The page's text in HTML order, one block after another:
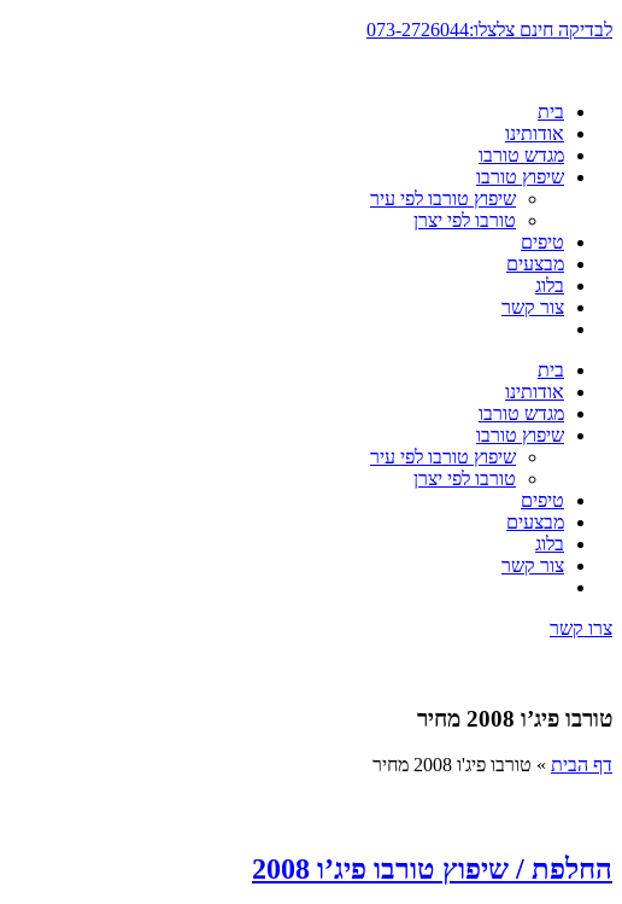
דלג
לבדיקה חינם צלצלו:073-2726044
בית
אודותינו
מגדש טורבו
שיפוץ טורבו
שיפוץ טורבו לפי עיר
טורבו לפי יצרן
טיפים
מבצעים
בלוג
צור קשר
בית
אודותינו
מגדש טורבו
שיפוץ טורבו
שיפוץ טורבו לפי עיר
טורבו לפי יצרן
טיפים
מבצעים
בלוג
צור קשר
צרו קשר
טורבו פיג’ו 2008 מחיר
דף הבית » טורבו פיג'ו 2008 מחיר
החלפת / שיפוץ טורבו פיג’ו 2008